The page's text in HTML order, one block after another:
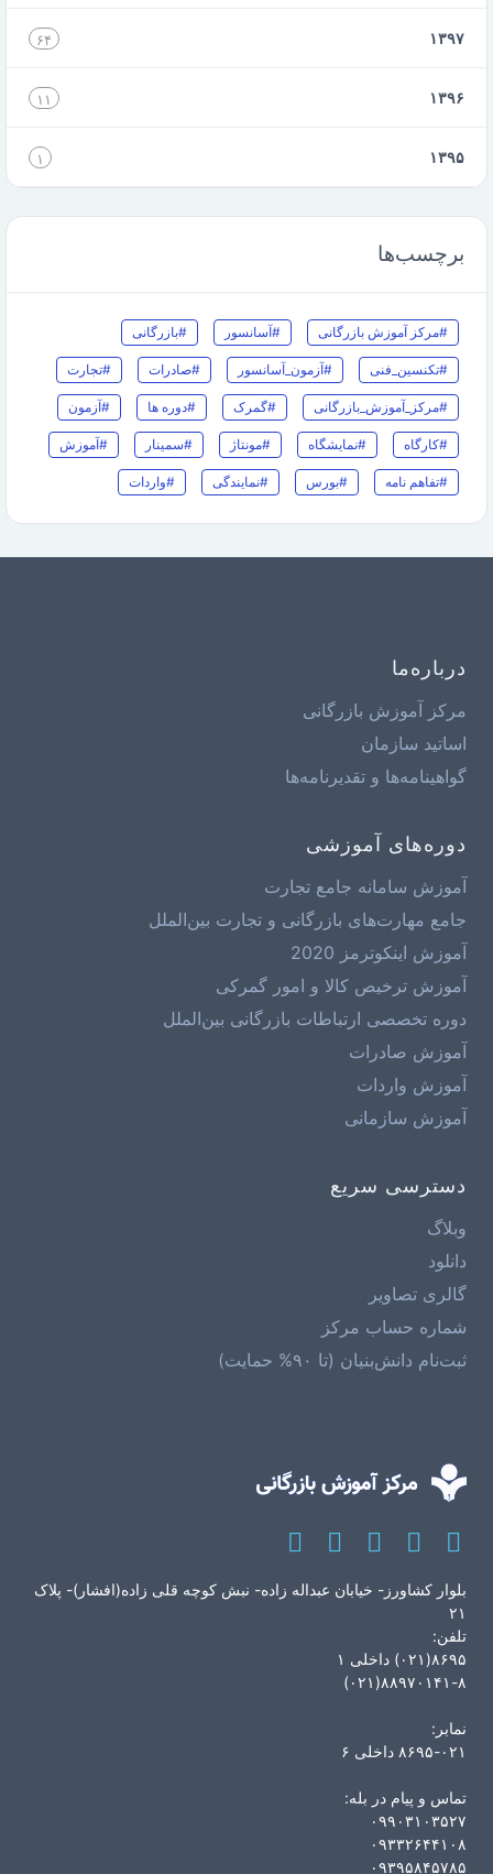
۱۳۹۷ ۶۴
۱۳۹۶ ۱۱
۱۳۹۵ ۱
برچسب‌ها
#مرکز آموزش بازرگانی #آسانسور #بازرگانی
#تکنسین_فنی #آزمون_آسانسور #صادرات #تجارت
#مرکز_آموزش_بازرگانی #گمرک #دوره ها #آزمون
#کارگاه #نمایشگاه #مونتاژ #سمینار #آموزش
#تفاهم نامه #بورس #نمایندگی #واردات
درباره‌ما
مرکز آموزش بازرگانی
اساتید سازمان
گواهینامه‌ها و تقدیرنامه‌ها
دوره‌های آموزشی
آموزش سامانه جامع تجارت
جامع مهارت‌های بازرگانی و تجارت بین‌الملل
آموزش اینکوترمز 2020
آموزش ترخیص کالا و امور گمرکی
دوره تخصصی ارتباطات بازرگانی بین‌الملل
آموزش صادرات
آموزش واردات
آموزش سازمانی
دسترسی سریع
وبلاگ
دانلود
گالری تصاویر
شماره حساب مرکز
ثبت‌نام دانش‌بنیان (تا ۹۰% حمایت)
بلوار کشاورز- خیابان عبداله زاده- نبش کوچه قلی زاده(افشار)- پلاک
۲۱
تلفن:
۸۶۹۵(۰۲۱) داخلی ۱
۸۸۹۷۰۱۴۱-۸(۰۲۱)
نمابر:
۸۶۹۵-۰۲۱ داخلی ۶
تماس و پیام در بله:
۰۹۹۰۳۱۰۳۵۲۷
۰۹۳۳۲۶۴۴۱۰۸
۰۹۳۹۵۸۴۵۷۸۵